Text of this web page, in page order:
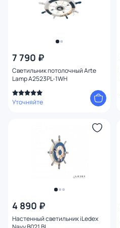
7 790 ₽
Светильник потолочный Arte
Lamp A2523PL-1WH
Уточняйте
4 890 ₽
Настенный светильник iLedex